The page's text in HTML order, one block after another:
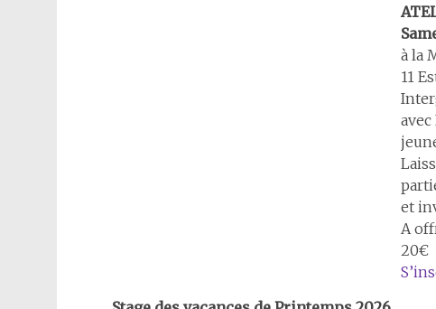
à la
11
et
A
20€